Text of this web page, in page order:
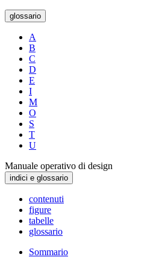
glossario
A
B
C
D
E
I
M
O
S
T
U
Manuale operativo di design
indici e glossario
contenuti
figure
tabelle
glossario
Sommario